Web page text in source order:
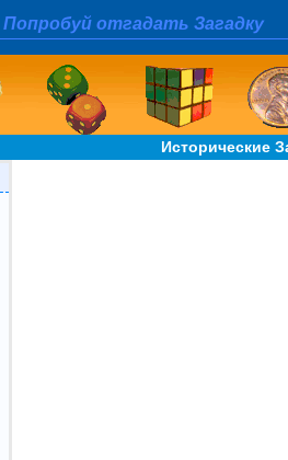
Попробуй отгадать Загадку
Исторические